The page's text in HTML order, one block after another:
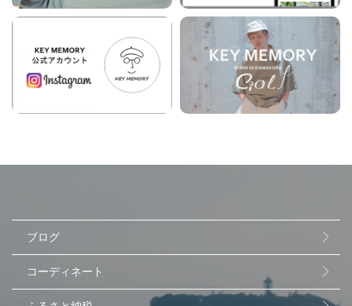
ブログ
コーディネート